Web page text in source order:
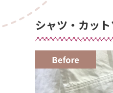
シャツ・カッ
Before